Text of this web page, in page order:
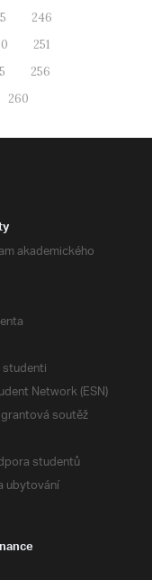
246
251
256
260
akademického
Network (ESN)
soutěž
studentů
ubytování